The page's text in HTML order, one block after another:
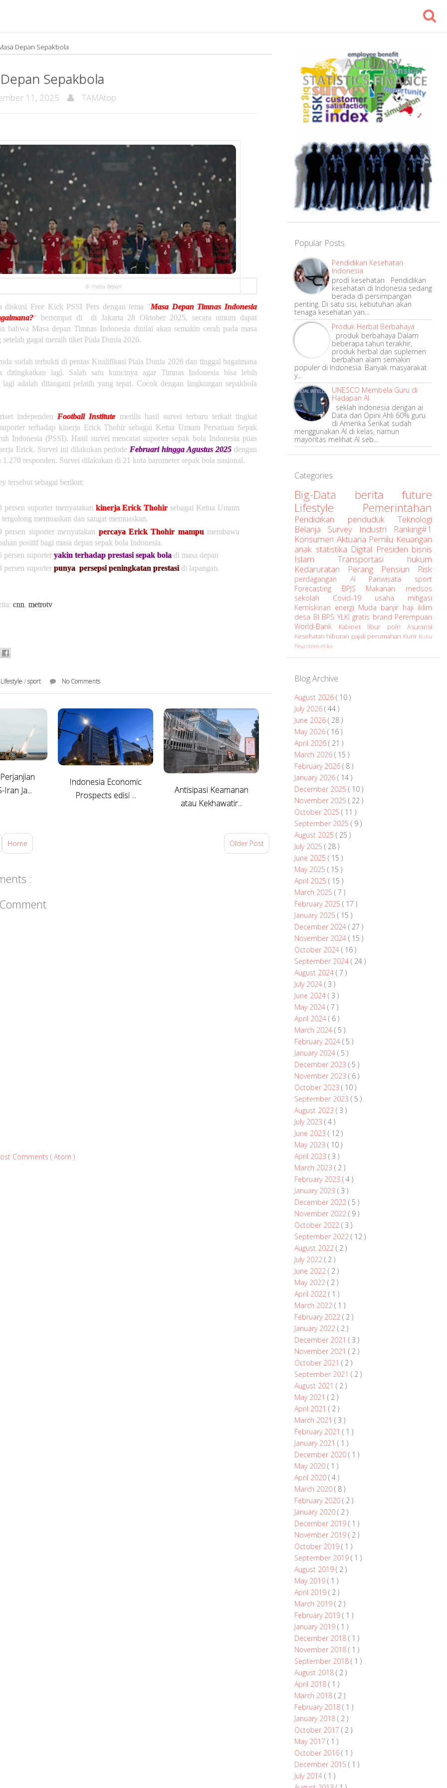
Depan Sepakbola
Sepakbola
11, 2025 TAMAtop
di masa depan
diskusi Free Kick PSSI Pers dengan tema "Masa Depan Timnas Indonesia
" bertempat di di Jakarta 28 Oktober 2025, secara umum dapat
bahwa Masa depan Timnas Indonesia dinilai akan semakin cerah pada masa
setelah gagal meraih tiket Piala Dunia 2026.
sudah terbukti di pentas Kualifikasi Piala Dunia 2026 dan tinggal bagaimana
ditingkatkan lagi. Salah satu kuncinya agar Timnas Indonesia bisa lebih
lagi adalah ditangani pelatih yang tepat. Cocok dengan lingkungan sepakbola
independen Football Institute merilis hasil survei terbaru terkait tingkat
terhadap kinerja Erick Thohir sebagai Ketua Umum Persatuan Sepak
Indonesia (PSSI). Hasil survei mencatat suporter sepak bola Indonesia puas
Erick. Survei ini dilakukan periode Februari hingga Agustus 2025 dengan
1.270 responden. Survei dilakukan di 21 kota barometer sepak bola nasional.
tersebut sebagai berikut:
persen suporter menyatakan kinerja Erick Thohirsebagai Ketua Umum
tergolong memuaskan dan sangat memuaskan.
persen suporter menyatakan percaya Erick Thohir mampu membawa
positif bagi masa depan sepak bola Indonesia.
persen suporter yakin terhadap prestasi sepak bola di masa depan
persen suporter punya persepsi peningkatan prestasi di lapangan.
cnn, metrotv
Lifestyle /sport No Comments
Iran Ja...
Indonesia Economic
Prospects edisi ...
Antisipasi Keamanan
atau Kekhawatir...
Older Post
Home
:
Comments ( Atom )
Popular Posts
Pendidikan Kesehatan
Indonesia
prodi kesehatan Pendidikan
kesehatan di Indonesia sedang
berada di persimpangan
penting. Di satu sisi, kebutuhan akan
tenaga kesehatan yan...
Produk Herbal Berbahaya
produk berbahaya Dalam
beberapa tahun terakhir,
produk herbal dan suplemen
berbahan alam semakin
populer di Indonesia. Banyak masyarakat
y...
UNESCO Membela Guru di
Hadapan AI
seklah indonesia dengan ai
Data dari Opini Ahli 60% guru
di Amerika Serikat sudah
menggunakan AI di kelas, namun
mayoritas melihat AI seb...
Categories
Big-Data berita future
Lifestyle Pemerintahan
Pendidikan penduduk Teknologi
Belanja Survey Industri Ranking#1
Konsumen Aktuaria Pemilu Keuangan
anak statistika Digital Presiden bisnis
Islam Transportasi hukum
Kedaruratan Perang Pensiun Risk
perdagangan AI Pariwisata sport
Forecasting BPJS Makanan medsos
sekolah Covid-19 usaha mitigasi
Kemiskinan energi Muda banjir haji iklim
desa BI BPS YLKI gratis brand Perempuan
World-Bank
Kabinet libur polri Asuransi
Kesehatan hiburan pajak perumahan Kurir Buku
Pesantren etika
Blog Archive
August 2026 ( 10 )
July 2026 ( 44 )
June 2026 ( 28 )
May 2026 ( 16 )
April 2026 ( 21 )
March 2026 ( 15 )
February 2026 ( 8 )
January 2026 ( 14 )
December 2025 ( 10 )
November 2025 ( 22 )
October 2025 ( 11 )
September 2025 ( 9 )
August 2025 ( 25 )
July 2025 ( 28 )
June 2025 ( 15 )
May 2025 ( 15 )
April 2025 ( 15 )
March 2025 ( 7 )
February 2025 ( 17 )
January 2025 ( 15 )
December 2024 ( 27 )
November 2024 ( 15 )
October 2024 ( 16 )
September 2024 ( 24 )
August 2024 ( 7 )
July 2024 ( 3 )
June 2024 ( 3 )
May 2024 ( 7 )
April 2024 ( 6 )
March 2024 ( 5 )
February 2024 ( 5 )
January 2024 ( 5 )
December 2023 ( 5 )
November 2023 ( 6 )
October 2023 ( 10 )
September 2023 ( 5 )
August 2023 ( 3 )
July 2023 ( 4 )
June 2023 ( 12 )
May 2023 ( 10 )
April 2023 ( 3 )
March 2023 ( 2 )
February 2023 ( 4 )
January 2023 ( 3 )
December 2022 ( 5 )
November 2022 ( 9 )
October 2022 ( 3 )
September 2022 ( 12 )
August 2022 ( 2 )
July 2022 ( 2 )
June 2022 ( 2 )
May 2022 ( 2 )
April 2022 ( 1 )
March 2022 ( 1 )
February 2022 ( 2 )
January 2022 ( 2 )
December 2021 ( 3 )
November 2021 ( 2 )
October 2021 ( 2 )
September 2021 ( 2 )
August 2021 ( 2 )
May 2021 ( 2 )
April 2021 ( 2 )
March 2021 ( 3 )
February 2021 ( 1 )
January 2021 ( 1 )
December 2020 ( 1 )
May 2020 ( 1 )
April 2020 ( 4 )
March 2020 ( 8 )
February 2020 ( 2 )
January 2020 ( 2 )
December 2019 ( 1 )
November 2019 ( 2 )
October 2019 ( 1 )
September 2019 ( 1 )
August 2019 ( 2 )
May 2019 ( 1 )
April 2019 ( 2 )
March 2019 ( 2 )
February 2019 ( 1 )
January 2019 ( 1 )
December 2018 ( 1 )
November 2018 ( 1 )
September 2018 ( 1 )
August 2018 ( 2 )
April 2018 ( 1 )
March 2018 ( 2 )
February 2018 ( 1 )
January 2018 ( 2 )
October 2017 ( 2 )
May 2017 ( 1 )
October 2016 ( 1 )
December 2015 ( 1 )
July 2014 ( 1 )